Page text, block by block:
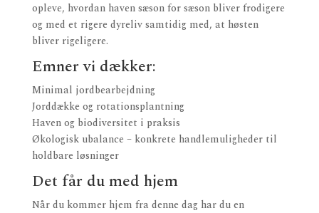
opleve, hvordan haven sæson for sæson bliver frodigere
og med et rigere dyreliv samtidig med, at høsten
bliver rigeligere.
Emner vi dækker:
Minimal jordbearbejdning
Jorddække og rotationsplantning
Haven og biodiversitet i praksis
Økologisk ubalance – konkrete handlemuligheder til
holdbare løsninger
Det får du med hjem
Når du kommer hjem fra denne dag har du en